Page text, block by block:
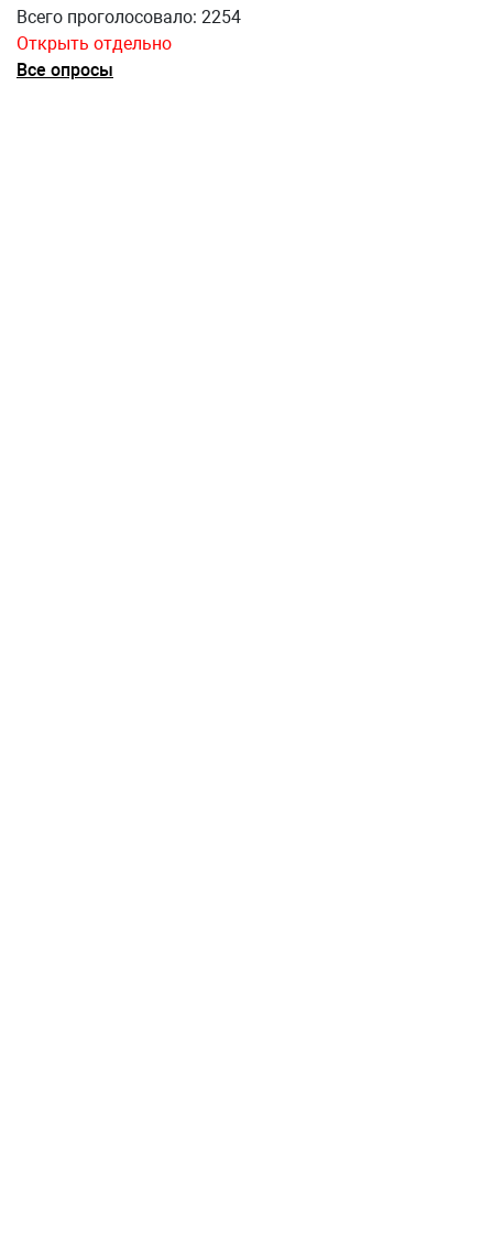
Всего проголосовало: 2254
Открыть отдельно
Все опросы